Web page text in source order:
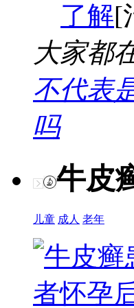
了解[
大家都
不代表
吗
牛皮
儿童 成人 老年